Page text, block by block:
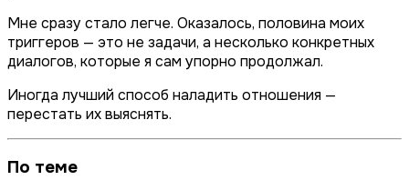
Мне сразу стало легче. Оказалось, половина моих
триггеров — это не задачи, а несколько конкретных
диалогов, которые я сам упорно продолжал.
Иногда лучший способ наладить отношения —
перестать их выяснять.
По теме